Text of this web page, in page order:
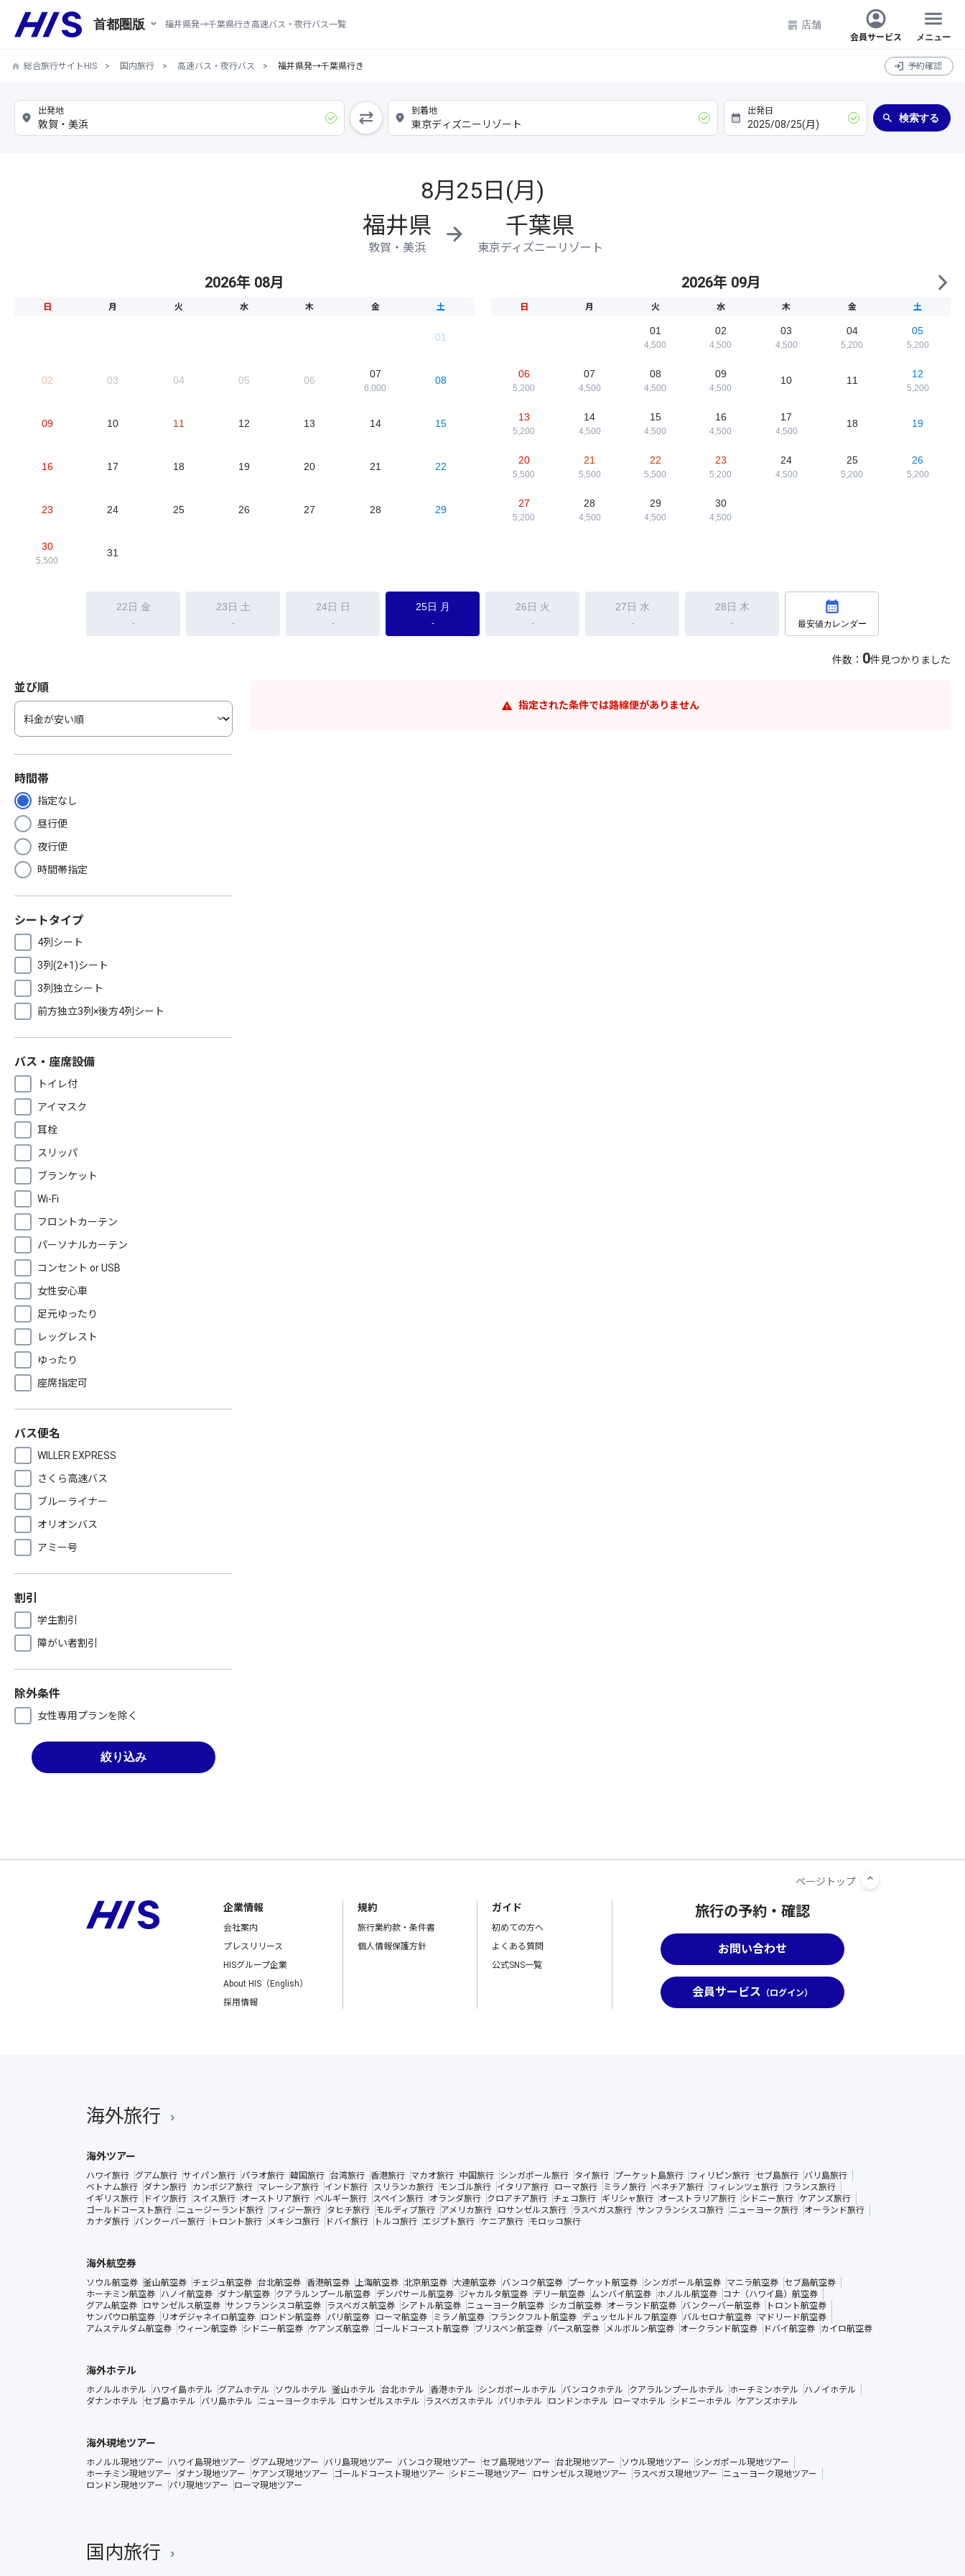
福井県発→千葉県行き高速バス・夜行バス一覧
首都圏版 店舗
会員サービス メニュー
総合旅行サイトHIS 国内旅行 高速バス・夜行バス 福井県発→千葉県行き 予約確認
検索する
8月25日(月)
福井県
敦賀・美浜
千葉県
東京ディズニーリゾート
2026年 08月
日 月 火 水 木 金 土
01
02 03 04 05 06
07
6,000
08
09 10 11 12 13 14 15
16 17 18 19 20 21 22
23 24 25 26 27 28 29
30
5,500
31
2026年 09月
日 月 火 水 木 金 土
01
4,500
02
4,500
03
4,500
04
5,200
05
5,200
06
5,200
07
4,500
08
4,500
09
4,500
10 11
12
5,200
13
5,200
14
4,500
15
4,500
16
4,500
17
4,500
18 19
20
5,500
21
5,500
22
5,500
23
5,200
24
4,500
25
5,200
26
5,200
27
5,200
28
4,500
29
4,500
30
4,500
22日 金
-
23日 土
-
24日 日
-
25日 月
-
26日 火
-
27日 水
-
28日 木
- 最安値カレンダー
件数： 0件見つかりました
並び順
時間帯
指定なし
昼行便
夜行便
時間帯指定
シートタイプ
4列シート
3列(2+1)シート
3列独立シート
前方独立3列×後方4列シート
バス・座席設備
トイレ付
アイマスク
耳栓
スリッパ
ブランケット
Wi-Fi
フロントカーテン
パーソナルカーテン
コンセント or USB
女性安心車
足元ゆったり
レッグレスト
ゆったり
座席指定可
バス便名
WILLER EXPRESS
さくら高速バス
ブルーライナー
オリオンバス
アミー号
割引
学生割引
障がい者割引
除外条件
女性専用プランを除く
絞り込み
指定された条件では路線便がありません
旅行の予約・確認
お問い合わせ
会員サービス （ログイン）
企業情報
会社案内
プレスリリース
HISグループ企業
About HIS（English）
採用情報
規約
旅行業約款・条件書
個人情報保護方針
ガイド
初めての方へ
よくある質問
公式SNS一覧
海外旅行
海外ツアー
ハワイ旅行 グアム旅行 サイパン旅行 パラオ旅行 韓国旅行 台湾旅行 香港旅行 マカオ旅行 中国旅行 シンガポール旅行 タイ旅行 プーケット島旅行 フィリピン旅行 セブ島旅行
バリ島旅行
ベトナム旅行
ダナン旅行 カンボジア旅行 マレーシア旅行 インド旅行 スリランカ旅行 モンゴル旅行 イタリア旅行 ローマ旅行 ミラノ旅行 ベネチア旅行 フィレンツェ旅行
フランス旅行
イギリス旅行
ドイツ旅行 スイス旅行 オーストリア旅行 ベルギー旅行 スペイン旅行 オランダ旅行 クロアチア旅行 チェコ旅行 ギリシャ旅行 オーストラリア旅行 シドニー旅行
ケアンズ旅行
ゴールドコースト旅行
ニュージーランド旅行 フィジー旅行 タヒチ旅行 モルディブ旅行 アメリカ旅行 ロサンゼルス旅行 ラスベガス旅行 サンフランシスコ旅行 ニューヨーク旅行
オーランド旅行
カナダ旅行
バンクーバー旅行 トロント旅行 メキシコ旅行 ドバイ旅行 トルコ旅行 エジプト旅行 ケニア旅行 モロッコ旅行
海外航空券
ソウル航空券 釜山航空券 チェジュ航空券 台北航空券 香港航空券 上海航空券 北京航空券 大連航空券 バンコク航空券 プーケット航空券 シンガポール航空券 マニラ航空券
セブ島航空券
ホーチミン航空券
ハノイ航空券 ダナン航空券 クアラルンプール航空券 デンパサール航空券 ジャカルタ航空券 デリー航空券 ムンバイ航空券 ホノルル航空券
コナ（ハワイ島）航空券
グアム航空券
ロサンゼルス航空券 サンフランシスコ航空券 ラスベガス航空券 シアトル航空券 ニューヨーク航空券 シカゴ航空券 オーランド航空券 バンクーバー航空券
トロント航空券
サンパウロ航空券
リオデジャネイロ航空券 ロンドン航空券 パリ航空券 ローマ航空券 ミラノ航空券 フランクフルト航空券 デュッセルドルフ航空券 バルセロナ航空券
マドリード航空券
アムステルダム航空券
ウィーン航空券 シドニー航空券 ケアンズ航空券 ゴールドコースト航空券 ブリスベン航空券 パース航空券 メルボルン航空券 オークランド航空券 ドバイ航空券 カイロ航空券
海外ホテル
ホノルルホテル ハワイ島ホテル グアムホテル ソウルホテル 釜山ホテル 台北ホテル 香港ホテル シンガポールホテル バンコクホテル クアラルンプールホテル ホーチミンホテル
ハノイホテル
ダナンホテル
セブ島ホテル バリ島ホテル ニューヨークホテル ロサンゼルスホテル ラスベガスホテル パリホテル ロンドンホテル ローマホテル シドニーホテル ケアンズホテル
海外現地ツアー
ホノルル現地ツアー ハワイ島現地ツアー グアム現地ツアー バリ島現地ツアー バンコク現地ツアー セブ島現地ツアー 台北現地ツアー ソウル現地ツアー
シンガポール現地ツアー
ホーチミン現地ツアー
ダナン現地ツアー ケアンズ現地ツアー ゴールドコースト現地ツアー シドニー現地ツアー ロサンゼルス現地ツアー ラスベガス現地ツアー
ニューヨーク現地ツアー
ロンドン現地ツアー
パリ現地ツアー ローマ現地ツアー
国内旅行